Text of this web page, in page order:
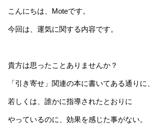
こんにちは、Moteです。
今回は、運気に関する内容です。
貴方は思ったことありませんか？
「引き寄せ」関連の本に書いてある通りに、
若しくは、誰かに指導されたとおりに
やっているのに、効果を感じた事がない。